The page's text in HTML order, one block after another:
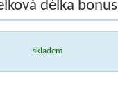
délka
skladem